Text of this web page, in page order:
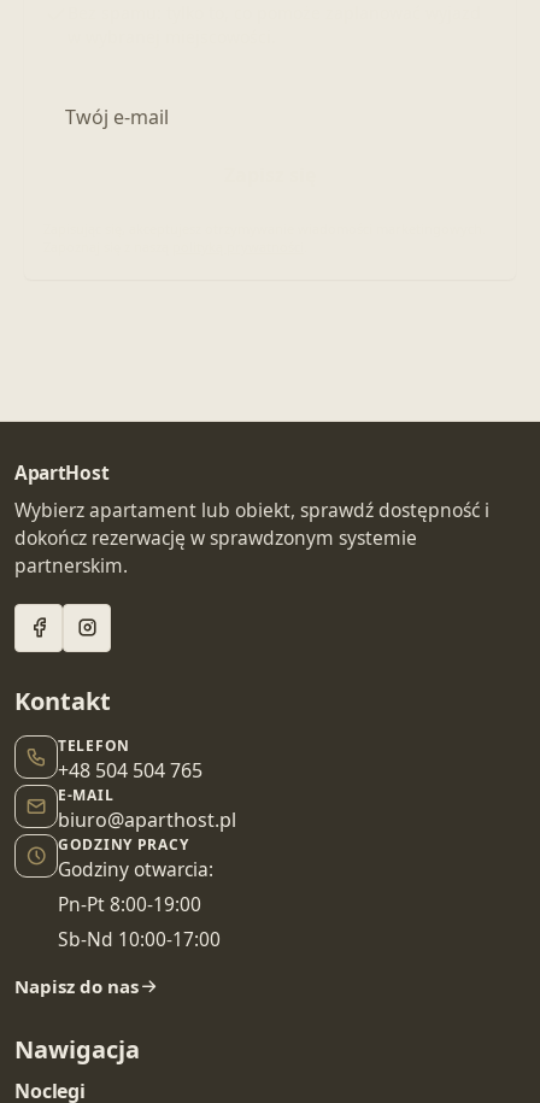
ApartHost
Wybierz apartament lub obiekt, sprawdź dostępność i
dokończ rezerwację w sprawdzonym systemie
partnerskim.
Kontakt
TELEFON
+48 504 504 765
E-MAIL
biuro@aparthost.pl
GODZINY PRACY
Godziny otwarcia:
Pn-Pt 8:00-19:00
Sb-Nd 10:00-17:00
Napisz do nas
Nawigacja
Noclegi